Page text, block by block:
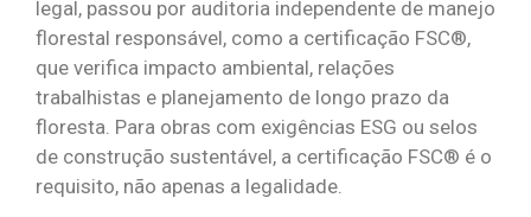
legal, passou por auditoria independente de manejo
florestal responsável, como a certificação FSC®,
que verifica impacto ambiental, relações
trabalhistas e planejamento de longo prazo da
floresta. Para obras com exigências ESG ou selos
de construção sustentável, a certificação FSC® é o
requisito, não apenas a legalidade.